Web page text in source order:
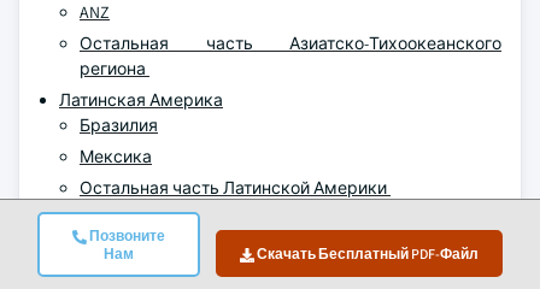
Позвоните
Нам
Скачать Бесплатный PDF-Файл
ANZ
Остальная часть Азиатско-Тихоокеанского
региона
Латинская Америка
Бразилия
Мексика
Остальная часть Латинской Америки
MEA
ОАЭ
Саудовская Аравия